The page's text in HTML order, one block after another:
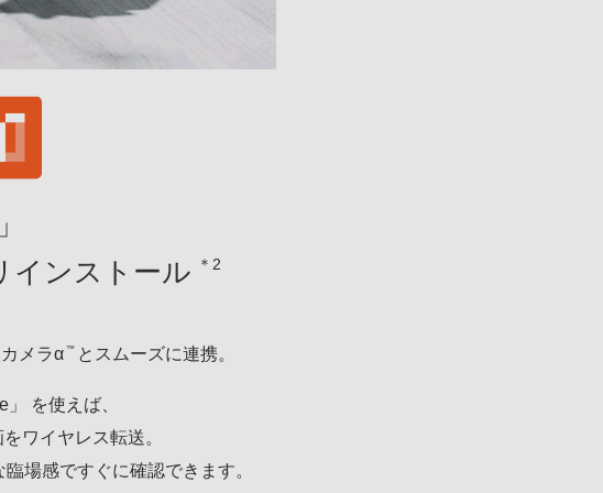
インストール ＊2
メラα ™ とスムーズに連携。
を使えば、
ワイヤレス転送。
場感ですぐに確認できます。